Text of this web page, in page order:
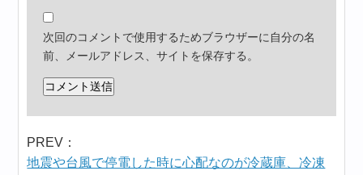
次回のコメントで使用するためブラウザーに自分の名
前、メールアドレス、サイトを保存する。
PREV：
地震や台風で停電した時に心配なのが冷蔵庫、冷凍